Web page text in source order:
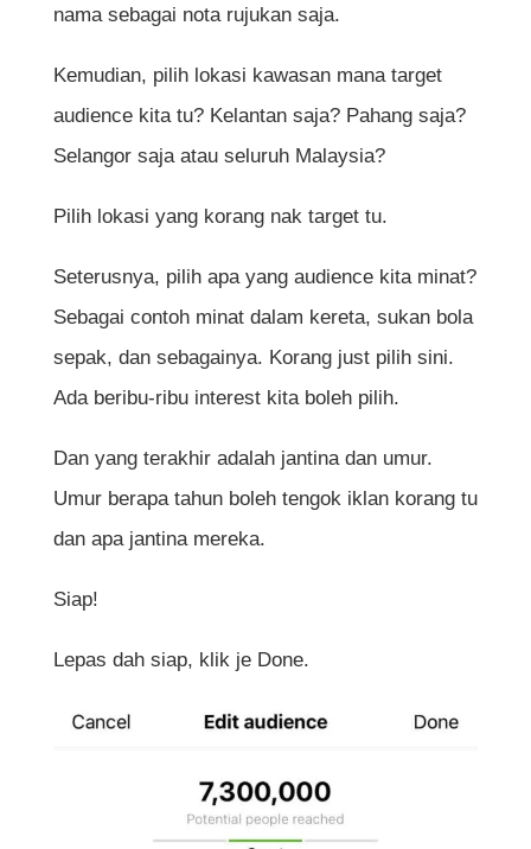
nama sebagai nota rujukan saja.
Kemudian, pilih lokasi kawasan mana target
audience kita tu? Kelantan saja? Pahang saja?
Selangor saja atau seluruh Malaysia?
Pilih lokasi yang korang nak target tu.
Seterusnya, pilih apa yang audience kita minat?
Sebagai contoh minat dalam kereta, sukan bola
sepak, dan sebagainya. Korang just pilih sini.
Ada beribu-ribu interest kita boleh pilih.
Dan yang terakhir adalah jantina dan umur.
Umur berapa tahun boleh tengok iklan korang tu
dan apa jantina mereka.
Siap!
Lepas dah siap, klik je Done.